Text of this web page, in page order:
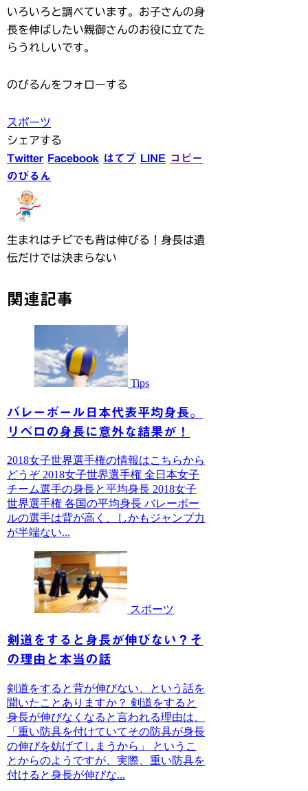
いろいろと調べています。お子さんの身
長を伸ばしたい親御さんのお役に立てた
らうれしいです。
のびるんをフォローする
スポーツ
シェアする
Twitter Facebook はてブ LINE コピー
のびるん
生まれはチビでも背は伸びる！身長は遺
伝だけでは決まらない
関連記事
Tips
バレーボール日本代表平均身長。
リベロの身長に意外な結果が！
2018女子世界選手権の情報はこちらから
どうぞ 2018女子世界選手権 全日本女子
チーム選手の身長と平均身長 2018女子
世界選手権 各国の平均身長 バレーボー
ルの選手は背が高く、しかもジャンプ力
が半端ない...
スポーツ
剣道をすると身長が伸びない？そ
の理由と本当の話
剣道をすると背が伸びない、という話を
聞いたことありますか？ 剣道をすると
身長が伸びなくなると言われる理由は、
「重い防具を付けていてその防具が身長
の伸びを妨げてしまうから」 というこ
とからのようですが、実際、重い防具を
付けると身長が伸びな...